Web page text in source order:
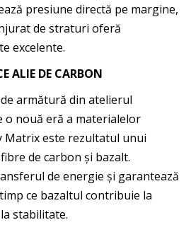
presiune directă pe margine,
de straturi oferă
excelente.
ALIE DE CARBON
armătură din atelierul
o nouă eră a materialelor
Matrix este rezultatul unui
de carbon și bazalt.
de energie și garantează
ce bazaltul contribuie la
stabilitate.